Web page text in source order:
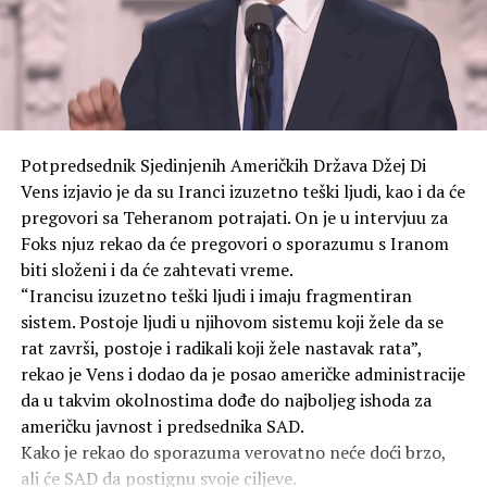
Japanski zvaničnici uglavnom ne ističu u javnim
govorima da su SAD izvršile napade na gradove Hirošimu
i Nagasaki, navodi TASS.
Američke snage izvele su napade atomskim oružjem sa
To ostaju jedini slučajevi upotrebe nuklearnog oružja u
ratovanju u ljudskoj istoriji. Prema različitim
procjenama, bomba bačena na Hirošimu 6. avgusta 1945.
godine ubila je između 70.000 i 100.000 ljudi na sam dan
eksplozije.
Do kraja 1945. godine, broj žrtava porastao je na
140.000, jer su ljudi umirali u bolnicama od zadobijenih
povreda i izloženosti zračenju. Ukupan broj žrtava
bombardovanja sada prelazi 350.000.
SAD i dalje ne priznaju moralnu odgovornost za
atomska bombardovanja, pravdajući svoje postupke kao
Potpredsednik Sjedinjenih Američkih Država Džej Di
Vens izjavio je da su Iranci izuzetno teški ljudi, kao i da će
pregovori sa Teheranom potrajati. On je u intervjuu za
Foks njuz rekao da će pregovori o sporazumu s Iranom
biti složeni i da će zahtevati vreme.
“Irancisu izuzetno teški ljudi i imaju fragmentiran
sistem. Postoje ljudi u njihovom sistemu koji žele da se
rat završi, postoje i radikali koji žele nastavak rata”,
rekao je Vens i dodao da je posao američke administracije
da u takvim okolnostima dođe do najboljeg ishoda za
američku javnost i predsednika SAD.
Kako je rekao do sporazuma verovatno neće doći brzo,
ali će SAD da postignu svoje ciljeve.